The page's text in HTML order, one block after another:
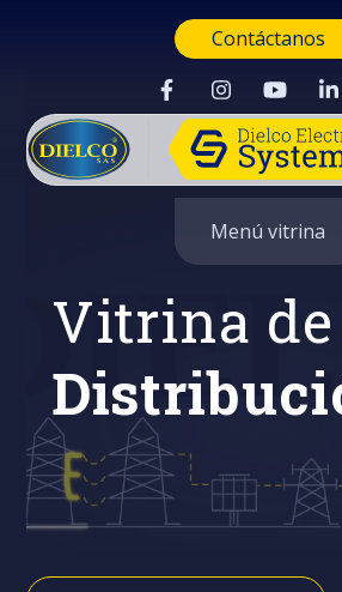
Contáctanos
Buscar
Menú vitrina
Vitrina de